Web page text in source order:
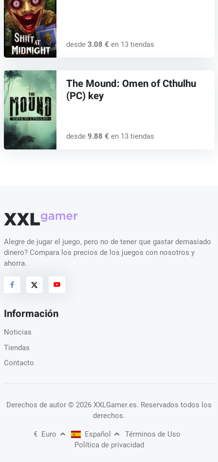
desde 3.08 € en 13 tiendas
The Mound: Omen of Cthulhu
(PC) key
desde 9.88 € en 13 tiendas
Alegre de jugar el juego, pero no de tener que gastar demasiado
dinero? Compara los precios de los juegos con nosotros y
ahorra.
Información
Noticias
Tiendas
Contacto
Derechos de autor © 2026 XXLGamer.es. Reservados todos los
derechos.
€ Euro Español
Términos de Uso
Política de privacidad